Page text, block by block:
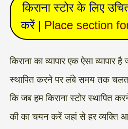
किराना स्टोर के लिए
करें | Place section
किराना का व्यापार एक ऐसा व्यापार
स्थापित करने पर लंबे समय तक
कि जब हम किराना स्टोर स्थापित
की का चयन करें जहां से हर